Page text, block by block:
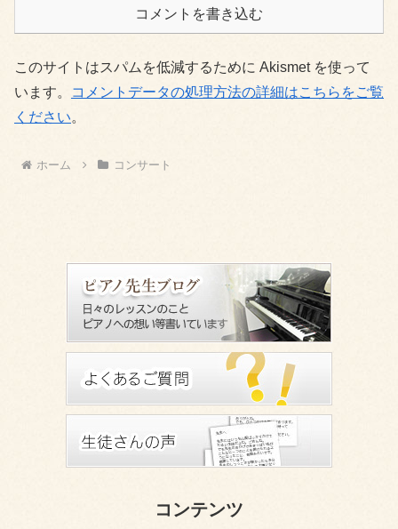
コメントを書き込む
このサイトはスパムを低減するために Akismet を使って
います。
コメントデータの処理方法の詳細はこちらをご覧
ください。
ホーム コンサート
コンテンツ